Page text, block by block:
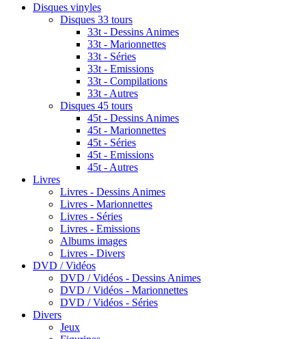
Disques vinyles
Disques 33 tours
33t - Dessins Animes
33t - Marionnettes
33t - Séries
33t - Emissions
33t - Compilations
33t - Autres
Disques 45 tours
45t - Dessins Animes
45t - Marionnettes
45t - Séries
45t - Emissions
45t - Autres
Livres
Livres - Dessins Animes
Livres - Marionnettes
Livres - Séries
Livres - Emissions
Albums images
Livres - Divers
DVD / Vidéos
DVD / Vidéos - Dessins Animes
DVD / Vidéos - Marionnettes
DVD / Vidéos - Séries
Divers
Jeux